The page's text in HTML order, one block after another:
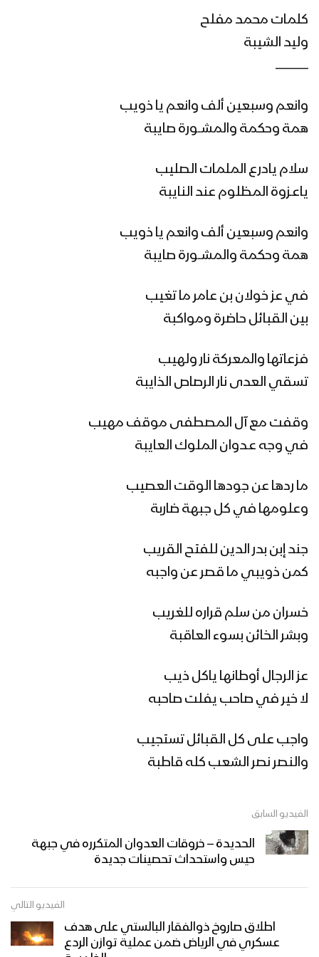
مونتاج زامل يا رسول الله – عيسى الليث
1443هـ
مونتاج زامل استراتيجية الصبر الجميل |
عيسى الليث 1443 هـ
زامل استراتيجية الصبر الجميل | عيسى
الليث – 1442هـ
مونتاج زامل محطة كل تقوى | عيسى
1443هـ
عيسى الليث – 1442هـ
مونتاج زامل (هذا علي) عيسى الليث –
1442هـ
زامل ( هذا علي ) || عيسى الليث – 1442هـ
مونتاج زامل الله معنا | عيسى الليث –
1442هـ
مونتاج زامل (حماة الطرف) عيسى الليث
كلمات محمد مفلح
وليد الشيبة
ـــــــــــــــــــــــ
وانعم وسبعين ألف وانعم يا ذويب
همة وحكمة والمشــورة صايبة
سلام يادرع الملمات الصليب
ياعـزوة المظلوم عند النايبة
وانعم وسبعين ألف وانعم يا ذويب
همة وحكمة والمشــورة صايبة
في عز خولان بن عامر ما تغيب
بين القبائل حاضرة ومواكبة
فزعاتها والمعركة نار ولهيب
تسقي العدى نار الرصاص الذايبة
وقفت مع آل المصطفى موقف مهيب
في وجه عـدوان الملوك العايبة
ما ردها عن جودها الوقت العصيب
وعلومها في كل جبهة ضاربة
جند إبن بدر الدين للفتح القريب
كمن ذويبي ما قصر عن واجبه
خسران من سلم قراره للغريب
وبشر الخائن بسوء العاقبة
عز الرجال أوطانها ياكل ذيب
لا خير في صاحب يفلت صاحبه
واجب على كل القبائل تستجيب
والنصر نصر الشعب كله قاطبة
الفيديو السابق
الحديدة – خروقات العدوان المتكرره في جبهة
حيس واستحداث تحصينات جديدة
الفيديو التالي
اطلاق صاروخ ذوالفقار البالستي على هدف
عسكري في الرياض ضمن عملية توازن الردع